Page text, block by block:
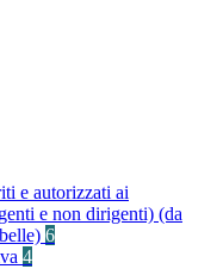
e autorizzati ai
e non dirigenti) (da
6
4